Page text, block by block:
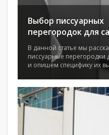
Выбор писсуарных
перегородок для
В данной статье мы
писсуарные перегородки
и опишем специфику их